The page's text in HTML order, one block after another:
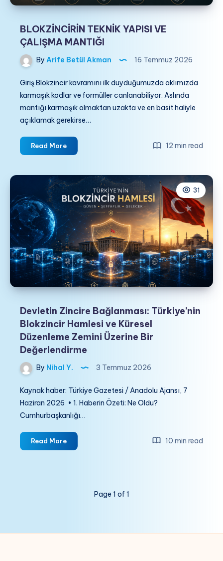
BLOKZİNCİRİN TEKNİK YAPISI VE
ÇALIŞMA MANTIĞI
By Arife Betül Akman 16 Temmuz 2026
Giriş ​Blokzincir kavramını ilk duyduğumuzda aklımızda
karmaşık kodlar ve formüller canlanabiliyor. Aslında
mantığı karmaşık olmaktan uzakta ve en basit haliyle
açıklamak gerekirse…
Read MoreBLOKZİNCİRİN
TEKNİK
ÇALIŞMA
MANTIĞI
12 min read
31
Devletin Zincire Bağlanması: Türkiye’nin
Blokzincir Hamlesi ve Küresel
Düzenleme Zemini Üzerine Bir
Değerlendirme
By Nihal Y. 3 Temmuz 2026
Kaynak haber: Türkiye Gazetesi / Anadolu Ajansı, 7
Haziran 2026 • 1. Haberin Özeti: Ne Oldu?
Cumhurbaşkanlığı…
Read MoreDevletin
Zincire
Düzenleme
10 min read
Page 1 of 1